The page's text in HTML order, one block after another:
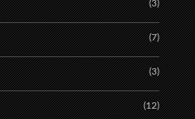
(3)
(7)
(3)
(12)